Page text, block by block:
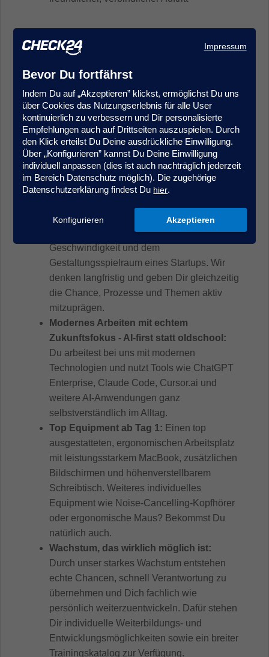
Was CHECK24 Dir bietet
Balance, die zum Arbeitsalltag passt:
Office zusammen, freitags kannst Du mobil
arbeiten. Wir arbeiten bewusst vor Ort in
unserem CHECK24 Office – weil direkte
Zusammenarbeit, schnelle Abstimmung und
echtes Teamgefühl für uns im Alltag den
Unterschied machen.
Das Beste aus zwei Welten:
eines etablierten Unternehmens –
kombiniert mit dem Drive, der
Geschwindigkeit und dem
Gestaltungsspielraum eines Startups. Wir
denken langfristig und geben Dir gleichzeitig
die Chance, Prozesse und Themen aktiv
mitzuprägen.
Modernes Arbeiten mit echtem
Zukunftsfokus - AI-first statt oldschool:
Du arbeitest bei uns mit modernen
Technologien und nutzt Tools wie ChatGPT
Enterprise, Claude Code, Cursor.ai und
weitere AI-Anwendungen ganz
selbstverständlich im Alltag.
Top Equipment ab Tag 1: Einen top
ausgestatteten, ergonomischen Arbeitsplatz
mit leistungsstarkem MacBook, zusätzlichen
Bildschirmen und höhenverstellbarem
Schreibtisch. Weiteres individuelles
Equipment wie Noise-Cancelling-Kopfhörer
oder ergonomische Maus? Bekommst Du
natürlich auch.
Wachstum, das wirklich möglich ist:
Durch unser starkes Wachstum entstehen
echte Chancen, schnell Verantwortung zu
übernehmen und Dich fachlich wie
persönlich weiterzuentwickeln. Dafür stehen
Dir individuelle Weiterbildungs- und
Entwicklungsmöglichkeiten sowie ein breiter
Trainingskatalog zur Verfügung.
Impressum
Bevor Du fortfährst
Indem Du auf „Akzeptieren” klickst, ermöglichst Du uns
über Cookies das Nutzungserlebnis für alle User
kontinuierlich zu verbessern und Dir personalisierte
Empfehlungen auch auf Drittseiten auszuspielen. Durch
den Klick erteilst Du Deine ausdrückliche Einwilligung.
Über „Konfigurieren” kannst Du Deine Einwilligung
individuell anpassen (dies ist auch nachträglich jederzeit
im Bereich Datenschutz möglich). Die zugehörige
Datenschutzerklärung findest Du hier.
Konfigurieren Akzeptieren